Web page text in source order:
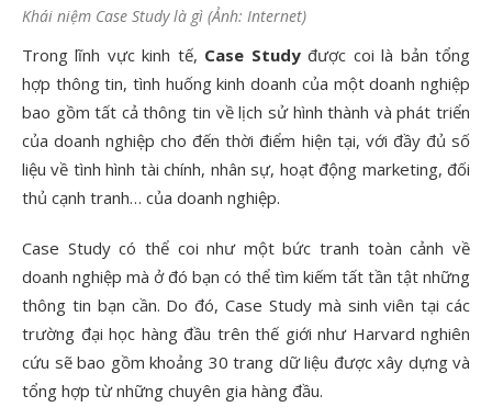
Khái niệm Case Study là gì (Ảnh: Internet)
Trong lĩnh vực kinh tế, Case Studyđược coi là bản tổng
hợp thông tin, tình huống kinh doanh của một doanh nghiệp
bao gồm tất cả thông tin về lịch sử hình thành và phát triển
của doanh nghiệp cho đến thời điểm hiện tại, với đầy đủ số
liệu về tình hình tài chính, nhân sự, hoạt động marketing, đối
thủ cạnh tranh… của doanh nghiệp.
Case Study có thể coi như một bức tranh toàn cảnh về
doanh nghiệp mà ở đó bạn có thể tìm kiếm tất tần tật những
thông tin bạn cần. Do đó, Case Study mà sinh viên tại các
trường đại học hàng đầu trên thế giới như Harvard nghiên
cứu sẽ bao gồm khoảng 30 trang dữ liệu được xây dựng và
tổng hợp từ những chuyên gia hàng đầu.